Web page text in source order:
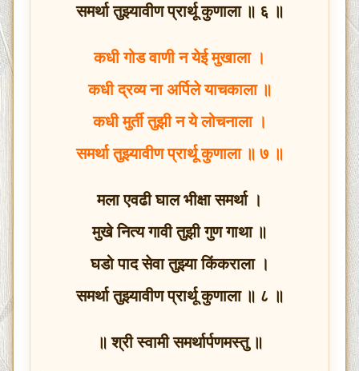
समर्था तुझ्यावीण प्रार्थू कुणाला ॥ ६ ॥
कधी गोड वाणी न येई मुखाला ।
कधी द्रव्य ना अर्पिले याचकाला ॥
कधी मुर्ती तुझी न ये लोचनाला ।
समर्था तुझ्यावीण प्रार्थू कुणाला ॥ ७ ॥
मला एवढी घाल भीक्षा समर्था ।
मुखे नित्य गावी तुझी गुण गाथा ॥
घडो पाद सेवा तुझ्या किंकराला ।
समर्था तुझ्यावीण प्रार्थू कुणाला ॥ ८ ॥
॥ श्री स्वामी समर्थार्पणमस्तु ॥